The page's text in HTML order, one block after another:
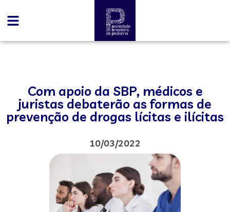
Com apoio da SBP, médicos e
juristas debaterão as formas de
prevenção de drogas lícitas e ilícitas
10/03/2022